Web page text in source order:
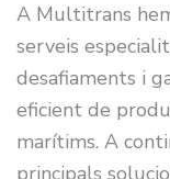
A Multitrans
serveis
desafiaments i
eficient de
marítims. A
principals